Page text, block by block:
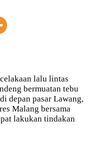
lalu lintas
bermuatan tebu
depan pasar Lawang,
Malang bersama
lakukan tindakan